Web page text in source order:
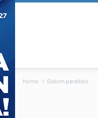
Home Slalom parallelo